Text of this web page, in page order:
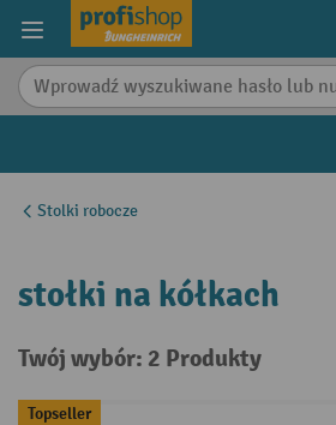
content
Stolki robocze
stołki na kółkach
Twój wybór: 2 Produkty
Topseller